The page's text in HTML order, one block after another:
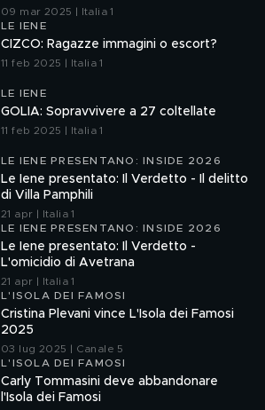
09 mar 2025 | Italia 1
LE IENE
CIZCO: Ragazze immagini o escort?
11 feb 2025 | Italia 1
LE IENE
GOLIA: Sopravvivere a 27 coltellate
11 feb 2025 | Italia 1
LE IENE PRESENTANO: INSIDE 2026
Le Iene presentato: Il Verdetto - Il delitto
di Villa Pamphili
21 apr | Italia 1
LE IENE PRESENTANO: INSIDE 2026
Le Iene presentato: Il Verdetto -
L'omicidio di Avetrana
21 apr | Italia 1
L'ISOLA DEI FAMOSI
Cristina Plevani vince L'Isola dei Famosi
2025
03 lug 2025 | Canale 5
L'ISOLA DEI FAMOSI
Carly Tommasini deve abbandonare
l'Isola dei Famosi